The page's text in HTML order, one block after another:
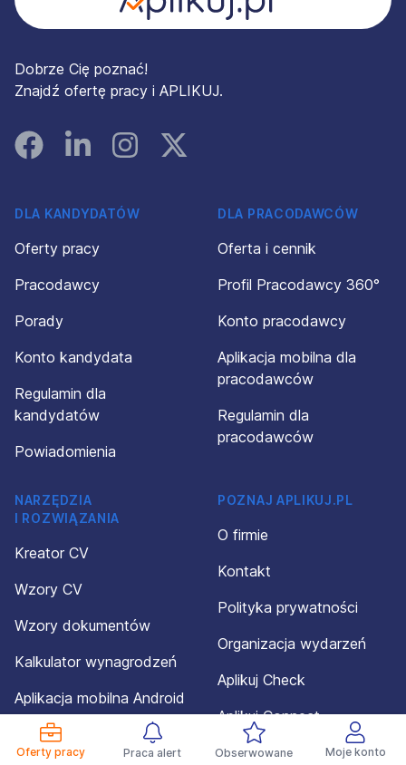
Oferty pracy Praca alert Obserwowane Moje konto
Dobrze Cię poznać!
Znajdź ofertę pracy i APLIKUJ.
FacebookLinked InInstagramInstagram
DLA KANDYDATÓW
Oferty pracy
Pracodawcy
Porady
Konto kandydata
Regulamin dla
kandydatów
Powiadomienia
DLA PRACODAWCÓW
Oferta i cennik
Profil Pracodawcy 360°
Konto pracodawcy
Aplikacja mobilna dla
pracodawców
Regulamin dla
pracodawców
NARZĘDZIA
I ROZWIĄZANIA
Kreator CV
Wzory CV
Wzory dokumentów
Kalkulator wynagrodzeń
Aplikacja mobilna Android
Aplikacja mobilna iOS
POZNAJ APLIKUJ.PL
O firmie
Kontakt
Polityka prywatności
Organizacja wydarzeń
Aplikuj Check
Aplikuj Connect
Dotacja